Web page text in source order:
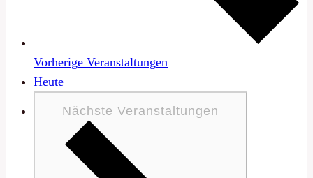
Vorherige Veranstaltungen
Heute
Nächste Veranstaltungen